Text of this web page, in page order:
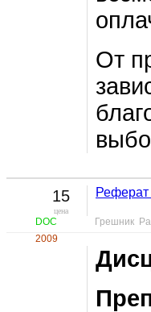
От
15
цена
DOC
2009
Реферат
Грешник